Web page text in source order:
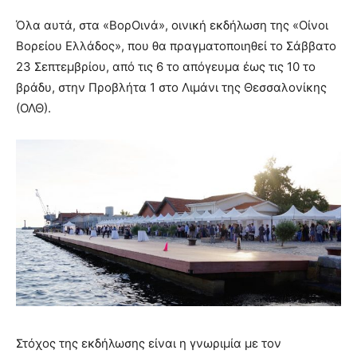
Όλα αυτά, στα «ΒορΟινά», οινική εκδήλωση της «Οίνοι
Βορείου Ελλάδος», που θα πραγματοποιηθεί το Σάββατο
23 Σεπτεμβρίου, από τις 6 το απόγευμα έως τις 10 το
βράδυ, στην Προβλήτα 1 στο Λιμάνι της Θεσσαλονίκης
(ΟΛΘ).
Στόχος της εκδήλωσης είναι η γνωριμία με τον